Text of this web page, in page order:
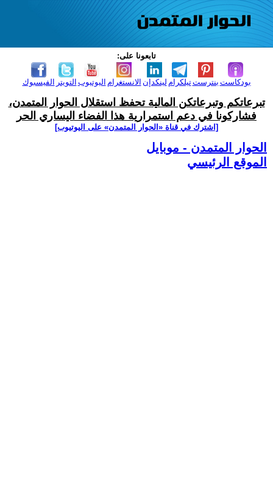
تابعونا على:
الفيسبوك التويتر اليوتيوب الانستغرام لينكدإن تيلكرامبنترست بودكاست
تبرعاتكم وتبرعاتكن المالية تحفظ استقلال الحوار المتمدن،
فشاركونا في دعم استمرارية هذا الفضاء اليساري الحر
[اشترك في قناة ‫«الحوار المتمدن» على اليوتيوب]
الحوار المتمدن - موبايل
الموقع الرئيسي